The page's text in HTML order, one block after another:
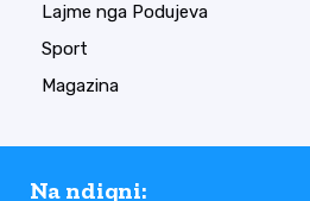
Lajme nga Podujeva
Sport
Magazina
Na ndiqni: